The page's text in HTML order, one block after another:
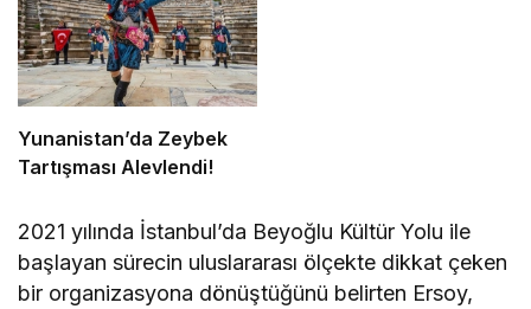
Yunanistan’da Zeybek
Tartışması Alevlendi!
2021 yılında İstanbul’da Beyoğlu Kültür Yolu ile
başlayan sürecin uluslararası ölçekte dikkat çeken
bir organizasyona dönüştüğünü belirten Ersoy,